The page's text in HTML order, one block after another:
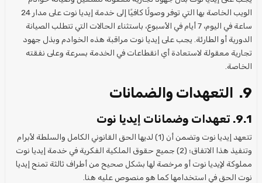
الويب الخاصة بها التي توفر وصولًا كافيًا إلى خدمة إيديا نوت على مدار 24
ساعة في اليوم، 7 أيام في الأسبوع، باستثناء الحالات التي تتطلب الصيانة
الدورية أو الطارئة. يجب على إيديا نوت مراقبة هذه الخوادم وبذل جهود
تجارية معقولة لاستعادة أي انقطاعات في الخدمة بسرعة وعلى نفقته
الخاصة.
9. التعهدات والضمانات
9.1. تعهدات وضمانات إيديا نوت
تتعهد إيديا نوت وتضمن أن (1) لديها الحق القانوني الكامل والسلطة لأبرام
وتنفيذ هذا الاتفاق؛ (2) جميع حقوق الملكية الفكرية في خدمة إيديا نوت
مملوكة لإيديا نوت أو مرخصة لها بشكل صحيح من أطراف ثالثة تمنح إيديا
نوت الحق في استخدامها كما هو منصوص عليه هنا.